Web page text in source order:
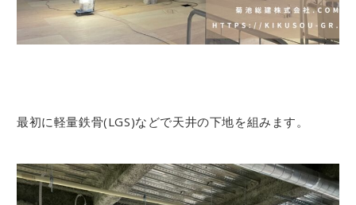
最初に軽量鉄骨(LGS)などで天井の下地を組みます。